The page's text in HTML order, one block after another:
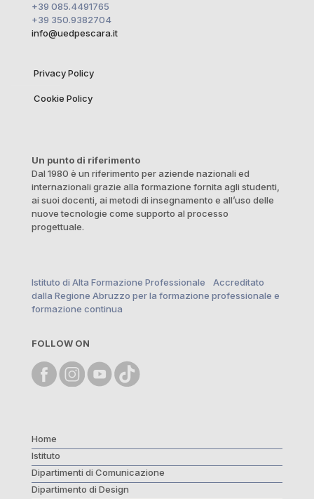
+39 085.4491765
+39 350.9382704
info@uedpescara.it
Privacy Policy
Cookie Policy
Un punto di riferimento
Dal 1980 è un riferimento per aziende nazionali ed
internazionali grazie alla formazione fornita agli studenti,
ai suoi docenti, ai metodi di insegnamento e all’uso delle
nuove tecnologie come supporto al processo
progettuale.
Istituto di Alta Formazione Professionale Accreditato
dalla Regione Abruzzo per la formazione professionale e
formazione continua
FOLLOW ON
Home
Istituto
Dipartimenti di Comunicazione
Dipartimento di Design